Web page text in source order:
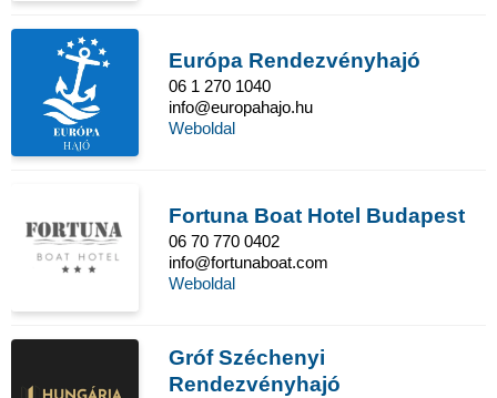
Európa Rendezvényhajó
06 1 270 1040
info@europahajo.hu
Weboldal
Fortuna Boat Hotel Budapest
06 70 770 0402
info@fortunaboat.com
Weboldal
Gróf Széchenyi
Rendezvényhajó